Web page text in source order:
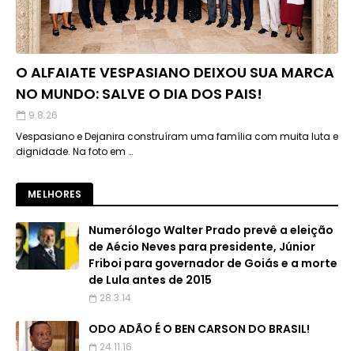
O ALFAIATE VESPASIANO DEIXOU SUA MARCA
NO MUNDO: SALVE O DIA DOS PAIS!
9.8.26
Vespasiano e Dejanira construíram uma família com muita luta e
dignidade. Na foto em …
MELHORES
Numerólogo Walter Prado prevê a eleição
de Aécio Neves para presidente, Júnior
Friboi para governador de Goiás e a morte
de Lula antes de 2015
28.3.14
ODO ADÃO É O BEN CARSON DO BRASIL!
24.11.16